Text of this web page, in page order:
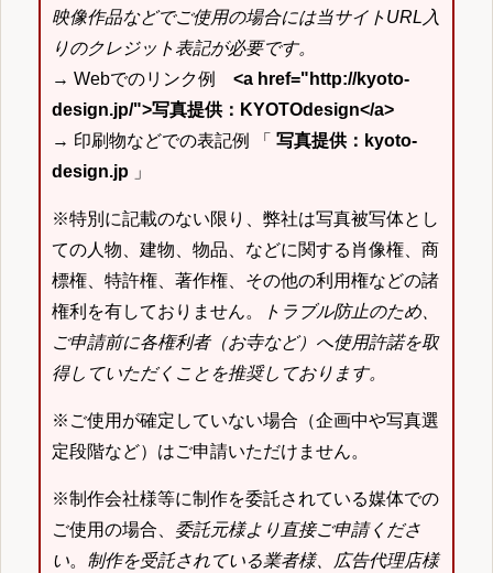
映像作品などでご使用の場合には当サイトURL入
りのクレジット表記が必要です。
→ Webでのリンク例 <a href="http://kyoto-
design.jp/">写真提供：KYOTOdesign</a>
→ 印刷物などでの表記例 「 写真提供：kyoto-
design.jp 」
※特別に記載のない限り、弊社は写真被写体とし
ての人物、建物、物品、などに関する肖像権、商
標権、特許権、著作権、その他の利用権などの諸
権利を有しておりません。
トラブル防止のため、
ご申請前に各権利者（お寺など）へ使用許諾を取
得していただくことを推奨しております。
※ご使用が確定していない場合（企画中や写真選
定段階など）はご申請いただけません。
※制作会社様等に制作を委託されている媒体での
ご使用の場合、 委託元様より直接ご申請くださ
い。 制作を受託されている業者様、広告代理店様